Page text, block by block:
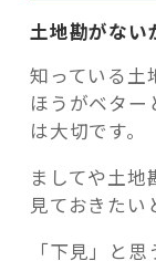
土地勘がない
知っている土
ほうがベター
は大切です。
ましてや土
見ておきたい
「下見」と